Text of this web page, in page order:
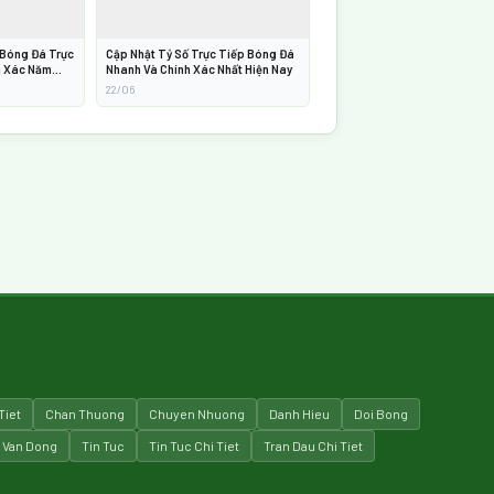
Đá Trực
Xác Năm
Cập Nhật Tỷ Số Trực Tiếp Bóng Đá
Nhanh Và Chính Xác Nhất Hiện Nay
22/06
Chan Thuong Chuyen Nhuong Danh Hieu Doi Bong
Van Dong Tin Tuc Tin Tuc Chi Tiet Tran Dau Chi Tiet